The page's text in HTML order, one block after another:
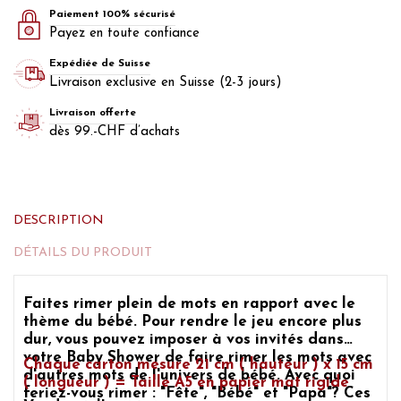
Paiement 100% sécurisé
Payez en toute confiance
Expédiée de Suisse
Livraison exclusive en Suisse (2-3 jours)
Livraison offerte
dès 99.-CHF d’achats
DESCRIPTION
DÉTAILS DU PRODUIT
Faites rimer plein de mots en rapport avec le
thème du bébé. Pour rendre le jeu encore plus
dur, vous pouvez imposer à vos invités dans
votreBaby Showerde faire rimer les mots avec
d'autres mots de l'univers de bébé. Avec quoi
feriez-vous rimer : "Fête", "Bébé" et "Papa"? Ces
Chaque carton mesure 21 cm ( hauteur ) x 15 cm
( longueur ) = Taille A5 en papier mat rigide